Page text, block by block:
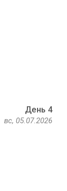
День 4
вс, 05.07.2026